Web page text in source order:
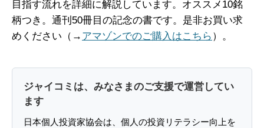
目指す流れを詳細に解説しています。オススメ10銘
柄つき。通刊50冊目の記念の書です。是非お買い求
めください（→ アマゾンでのご購入はこちら ）。
ジャイコミは、みなさまのご支援で運営してい
ます
日本個人投資家協会は、個人の投資リテラシー向上を